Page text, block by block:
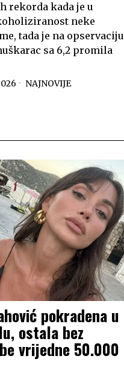
rekorda kada je u
neke
tada je na opservaciju
sa 6,2 promila
NAJNOVIJE
pokradena u
ostala bez
vrijedne 50.000